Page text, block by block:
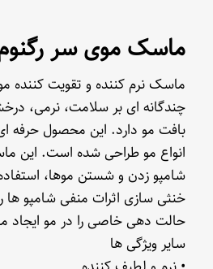
ماسک موی سر
ماسک نرم کننده و تقویت کننده
چندگانه ای بر سلامت، نرمی،
بافت مو دارد. این محصول حرفه ای
انواع مو طراحی شده است. این
شامپو زدن و شستن موها،
خنثی سازی اثرات منفی شامپو
حالت دهی خاصی را در مو ایجاد
سایر ویژگی ها